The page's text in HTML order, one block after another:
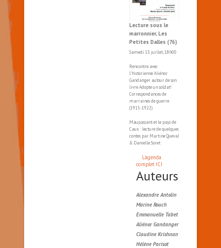
Lecture sous le
marronnier, Les
Petites Dalles (76)
Samedi 13 juillet, 18h00
Rencontre avec
l'historienne Aliénor
Gandanger autour de son
livre Adopte un soldat!
Correspondances de
marraines de guerre
(1915-1922)
Maupassant et le pays de
Caux : lecture de quelques
contes par Martine Queval
& Danielle Soret
L'agenda
complet ICI
Auteurs
Alexandre Antolin
Marine Rouch
Emmanuelle Tabet
Aliénor Gandanger
Claudine Krishnan
Hélène Parisot